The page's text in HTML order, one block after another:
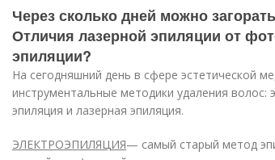
Через сколько дней можно
Отличия лазерной эпиляции от
эпиляции?
На сегодняшний день в сфере эстетической
инструментальные методики удаления волос:
эпиляция и лазерная эпиляция.
ЭЛЕКТРОЭПИЛЯЦИЯ— самый старый метод